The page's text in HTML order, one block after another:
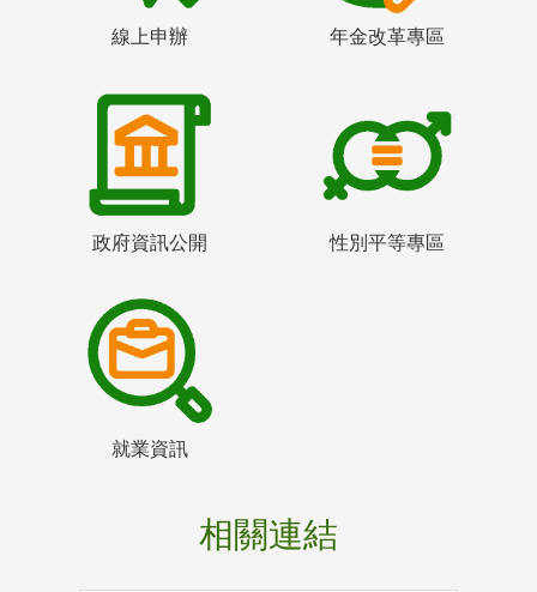
線上申辦 年金改革專區
政府資訊公開 性別平等專區
就業資訊
相關連結